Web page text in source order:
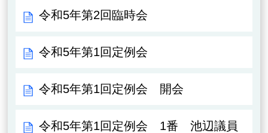
令和5年第2回臨時会
令和5年第1回定例会
令和5年第1回定例会 開会
令和5年第1回定例会 1番 池辺議員